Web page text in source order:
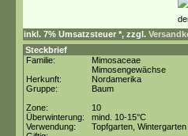
inkl. 7% Umsatzsteuer *, zzgl.
Steckbrief
Familie:
Mimosaceae
Mimosengewächse
Herkunft:
Nordamerika
Gruppe:
Baum
Zone:
10
Überwinterung:
mind. 10-15°C
Verwendung:
Topfgarten, Wintergarten